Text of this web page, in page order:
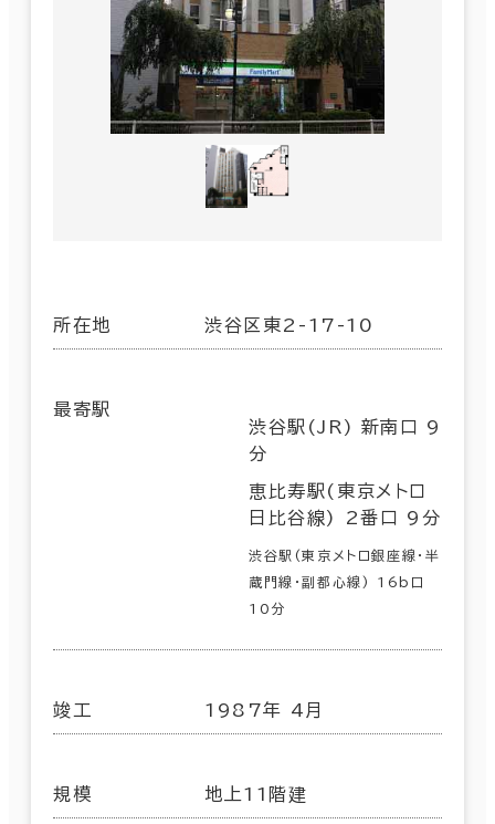
所在地 渋谷区東2-17-10
最寄駅
渋谷駅(JR) 新南口 9
分
恵比寿駅(東京メトロ
日比谷線) 2番口 9分
渋谷駅(東京メトロ銀座線･半
蔵門線･副都心線) 16b口
10分
竣工 1987年 4月
規模 地上11階建